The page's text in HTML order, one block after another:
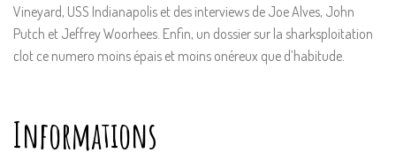
Vineyard, USS Indianapolis et des interviews de Joe Alves, John
Putch et Jeffrey Woorhees. Enfin, un dossier sur la sharksploitation
clot ce numero moins épais et moins onéreux que d’habitude.
Informations